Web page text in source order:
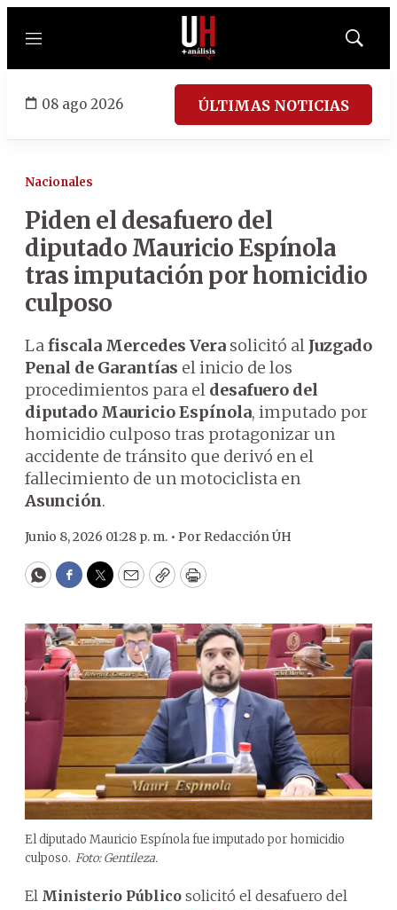
Menú
Mostrar
08 ago 2026 ÚLTIMAS NOTICIAS
Nacionales
Piden el desafuero del
diputado Mauricio Espínola
tras imputación por homicidio
culposo
Lafiscala Mercedes Vera solicitó al Juzgado
Penal de Garantías el inicio de los
procedimientos para el desafuero del
diputado Mauricio Espínola, imputado por
homicidio culposo tras protagonizar un
accidente de tránsito que derivó en el
fallecimiento de un motociclista en
Asunción.
Junio 8, 2026 01:28 p. m. • Por Redacción ÚH
WhatsApp
Facebook
Twitter
EmailCopyPrint
El diputado Mauricio Espínola fue imputado por homicidio
culposo. Foto: Gentileza.
El Ministerio Público solicitó el desafuero del